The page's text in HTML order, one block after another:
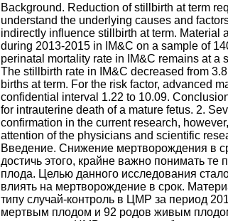
Background. Reduction of stillbirth at term
understand the underlying causes and
indirectly influence stillbirth at term. Material
during 2013-2015 in IM&C on a sample of
perinatal mortality rate in IM&C remains at
The stillbirth rate in IM&C decreased from
births at term. For the risk factor, advanced
confidential interval 1.22 to 10.09.
for intrauterine death of a mature fetus. 2.
confirmation in the current research,
attention of the physicians and scientific
Введение. Снижение мертворождения в
достичь этого, крайне важно понимать
плода. Целью данного исследования
влиять на мертворождение в срок.
типу случай-контроль в ЦМР за период
мертвым плодом и 92 родов живым